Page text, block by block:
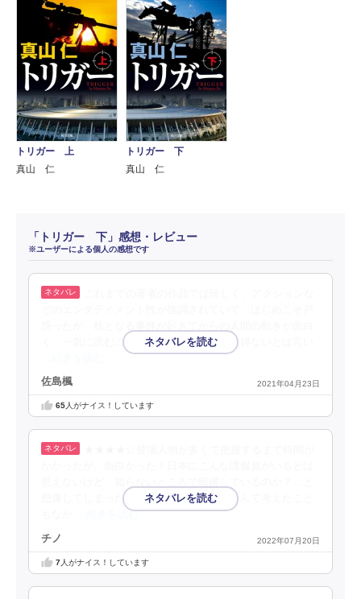
トリガー 上
真山 仁
トリガー 下
真山 仁
「トリガー 下」感想・レビュー
※ユーザーによる個人の感想です
く、一気に読むことができた。現実にあり得ないとは言い
佐島楓 2021年04月23日
65人がナイス！しています
想像してしまった。在日米軍が民間委託なんて考えたこと
…続きを読む
チノ 2022年07月20日
7人がナイス！しています